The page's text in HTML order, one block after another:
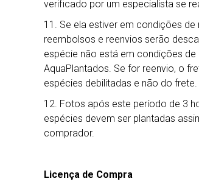
verificado por um especialista se
11. Se ela estiver em condições
reembolsos e reenvios serão
espécie não está em condições
AquaPlantados. Se for reenvio, o
espécies debilitadas e não do frete.
12. Fotos após este período de 3
espécies devem ser plantadas
comprador.
Licença de Compra